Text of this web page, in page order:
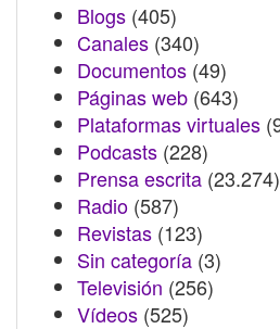
Blogs (405)
Canales (340)
Documentos (49)
Páginas web (643)
Plataformas virtuales
Podcasts (228)
Prensa escrita (23.274)
Radio (587)
Revistas (123)
Sin categoría (3)
Televisión (256)
Vídeos (525)